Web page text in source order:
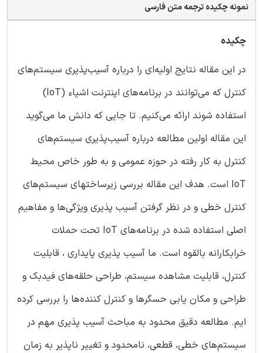
نمونه چکیده ترجمه متن فارسی
چکیده
در این مقاله نتایج اولیه‌ای را درباره آسیب‌پذیری سیستم‌های
کنترل که می‌توانند در برنامه‌های اینترنت اشیاء (IoT)
استفاده شوند ارائه می‌کنیم. تا جایی که دانش ما می‌گوید
این مقاله اولین مطالعه درباره آسیب‌پذیری سیستم‌های
کنترل به کار رفته در حوزه عمومی‌ و به طور خاص محیط
IoT است. هدف این مقاله بررسی زیرساختهای سیستم‌های
کنترل خطی و در نظر گرفتن آسیب پذیری ویژگی‌ها و مفاهیم
اصلی استفاده شده در برنامه‌های IoT تحت حملات
خرابکارانه بالقوه است. ما آسیب پذیری پایداری ، قابلیت
کنترل، قابلیت مشاهده سیستم، طراحی حلقه‌های فیدبک و
طراحی و مکان یابی حسگرها و کنترل کننده‌ها را بررسی کرده
ایم. مطالعه دقیق محدود به مباحث آسیب پذیری مهم در
سیستم‌های خطی، قطعی، نامحدود و تغییر ناپذیر به زمان